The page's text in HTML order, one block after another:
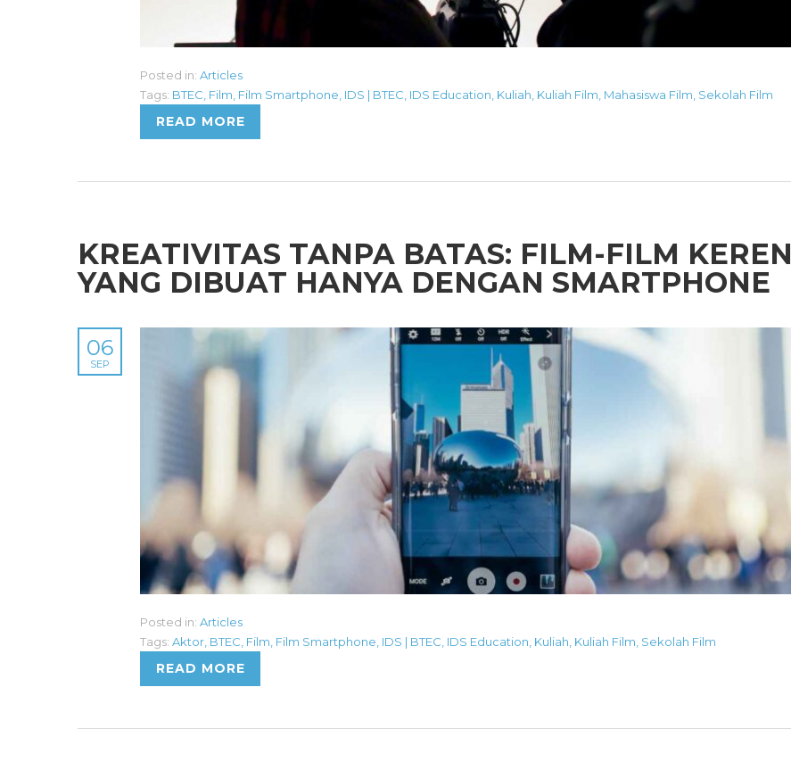
Posted in: Articles
Tags: BTEC Film Film Smartphone IDS | BTEC IDS Education Kuliah Kuliah Film Mahasiswa Film Sekolah Film
READ MORE
KREATIVITAS TANPA BATAS: FILM-FILM KEREN
YANG DIBUAT HANYA DENGAN SMARTPHONE
06
SEP
Posted in: Articles
Tags: Aktor BTEC Film Film Smartphone IDS | BTEC IDS Education Kuliah Kuliah Film Sekolah Film
READ MORE